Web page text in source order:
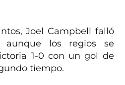
Joel Campbell falló
aunque los regios se
1-0 con un gol de
tiempo.